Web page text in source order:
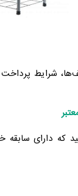
شرایط
که دارای سابقه